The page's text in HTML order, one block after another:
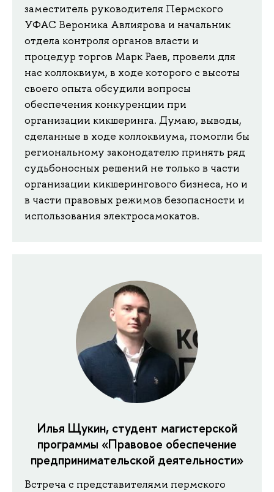
заместитель руководителя Пермского
УФАС Вероника Авлиярова и начальник
отдела контроля органов власти и
процедур торгов Марк Раев, провели для
нас коллоквиум, в ходе которого с высоты
своего опыта обсудили вопросы
обеспечения конкуренции при
организации кикшеринга. Думаю, выводы,
сделанные в ходе коллоквиума, помогли бы
региональному законодателю принять ряд
судьбоносных решений не только в части
организации кикшерингового бизнеса, но и
в части правовых режимов безопасности и
использования электросамокатов.
Илья Щукин, студент магистерской
программы «Правовое обеспечение
предпринимательской деятельности»
Встреча с представителями пермского